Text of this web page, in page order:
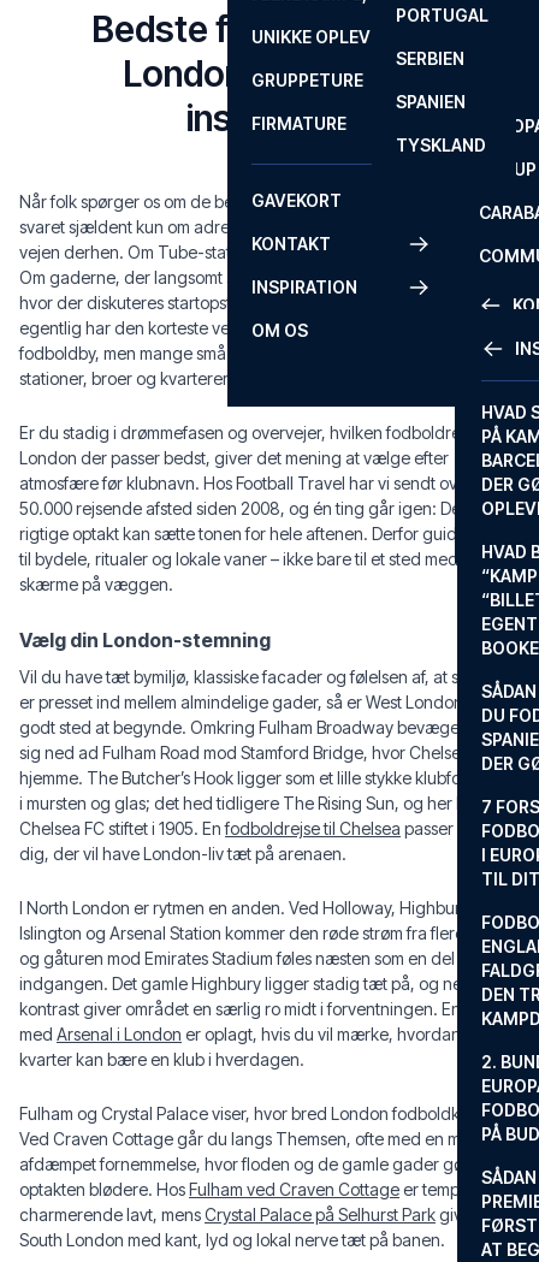
FA CUP
ROM
SEVILLA
PORTUGAL
SERBIEN
SPANIEN
TYSKLAND
UNIKKE OPLEVELSER
GRUPPETURE
FIRMATURE
GAVEKORT
KONTAKT
FAQ
INSPIRATION
HVAD
PÅ
DER
HVAD
DU
DER
7
I
TIL
DEN
2.
PÅ
AT
OM OS
Bedste fodboldpuber i
London – guide og
inspiration
Når folk spørger os om de bedste fodboldpuber i London, handler
svaret sjældent kun om adressen på et værtshus. Det handler om
vejen derhen. Om Tube-stationen, hvor de første trøjer dukker op.
Om gaderne, der langsomt skifter farve. Om bordene udenfor,
hvor der diskuteres startopstillinger, gamle helte og hvem der
egentlig har den korteste vej hjem efter opgøret. London er ikke én
fodboldby, men mange små fodboldverdener samlet i samme net af
stationer, broer og kvarterer.
Er du stadig i drømmefasen og overvejer, hvilken fodboldrejse til
London der passer bedst, giver det mening at vælge efter
atmosfære før klubnavn. Hos Football Travel har vi sendt over
50.000 rejsende afsted siden 2008, og én ting går igen: Den
rigtige optakt kan sætte tonen for hele aftenen. Derfor guider vi her
til bydele, ritualer og lokale vaner – ikke bare til et sted med
skærme på væggen.
Vælg din London-stemning
Vil du have tæt bymiljø, klassiske facader og følelsen af, at stadion
er presset ind mellem almindelige gader, så er West London et
godt sted at begynde. Omkring Fulham Broadway bevæger fans
sig ned ad Fulham Road mod Stamford Bridge, hvor Chelsea har
hjemme. The Butcher’s Hook ligger som et lille stykke klubfortælling
i mursten og glas; det hed tidligere The Rising Sun, og her blev
Chelsea FC stiftet i 1905. Enfodboldrejse til Chelsea passer godt til
dig, der vil have London-liv tæt på arenaen.
I North London er rytmen en anden. Ved Holloway, Highbury &
Islington og Arsenal Station kommer den røde strøm fra flere sider,
og gåturen mod Emirates Stadium føles næsten som en del af
indgangen. Det gamle Highbury ligger stadig tæt på, og netop den
kontrast giver området en særlig ro midt i forventningen. En tur
med Arsenal i London er oplagt, hvis du vil mærke, hvordan et
kvarter kan bære en klub i hverdagen.
Fulham og Crystal Palace viser, hvor bred London fodboldkultur er.
Ved Craven Cottage går du langs Themsen, ofte med en mere
afdæmpet fornemmelse, hvor floden og de gamle gader gør
optakten blødere. HosFulham ved Craven Cottageer tempoet
charmerende lavt, mensCrystal Palace på Selhurst Parkgiver
South London med kant, lyd og lokal nerve tæt på banen.